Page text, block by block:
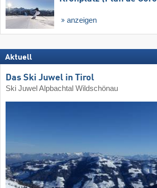
anzeigen
Aktuell
Das Ski Juwel in Tirol
Ski Juwel Alpbachtal Wildschönau